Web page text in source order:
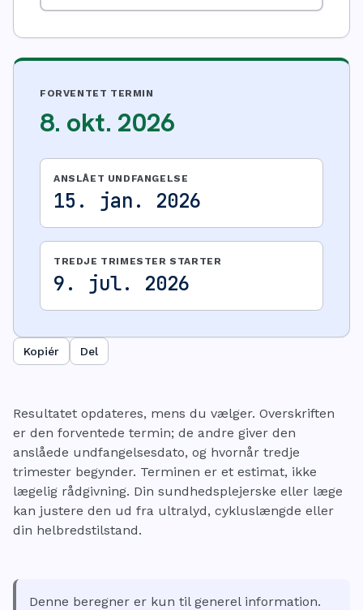
FORVENTET TERMIN
8. okt. 2026
ANSLÅET UNDFANGELSE
15. jan. 2026
TREDJE TRIMESTER STARTER
9. jul. 2026
Kopiér Del
Resultatet opdateres, mens du vælger. Overskriften
er den forventede termin; de andre giver den
anslåede undfangelsesdato, og hvornår tredje
trimester begynder. Terminen er et estimat, ikke
lægelig rådgivning. Din sundhedsplejerske eller læge
kan justere den ud fra ultralyd, cykluslængde eller
din helbredstilstand.
Denne beregner er kun til generel information.